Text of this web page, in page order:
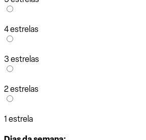
4 estrelas
3 estrelas
2 estrelas
1 estrela